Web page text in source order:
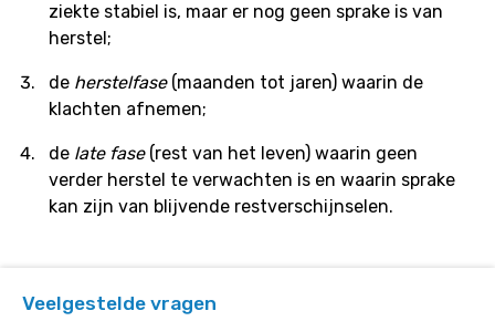
ziekte stabiel is, maar er nog geen sprake is van
herstel;
de herstelfase(maanden tot jaren) waarin de
klachten afnemen;
de late fase(rest van het leven) waarin geen
verder herstel te verwachten is en waarin sprake
kan zijn van blijvende restverschijnselen.
Veelgestelde vragen